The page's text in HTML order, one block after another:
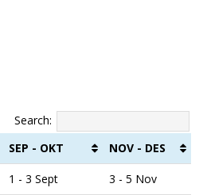
Search:
SEP - OKT NOV - DES
1 - 3 Sept 3 - 5 Nov